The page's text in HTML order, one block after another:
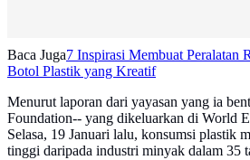
Baca Juga7 Inspirasi Membuat Peralatan
Botol Plastik yang Kreatif
Menurut laporan dari yayasan yang ia
Foundation-- yang dikeluarkan di World
Selasa, 19 Januari lalu, konsumsi plastik
tinggi daripada industri minyak dalam 35